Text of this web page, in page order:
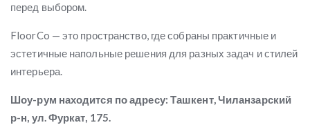
перед выбором.
FloorCo — это пространство, где собраны практичные и
эстетичные напольные решения для разных задач и стилей
интерьера.
Шоу-рум находится по адресу: Ташкент, Чиланзарский
р-н, ул. Фуркат, 175.